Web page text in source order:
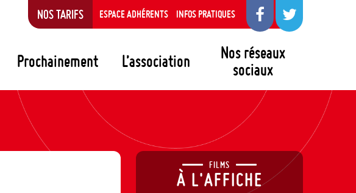
Prochainement L’association
Nos réseaux
sociaux
NOS TARIFS ESPACE ADHÉRENTS INFOS PRATIQUES
FILMS
À L'AFFICHE